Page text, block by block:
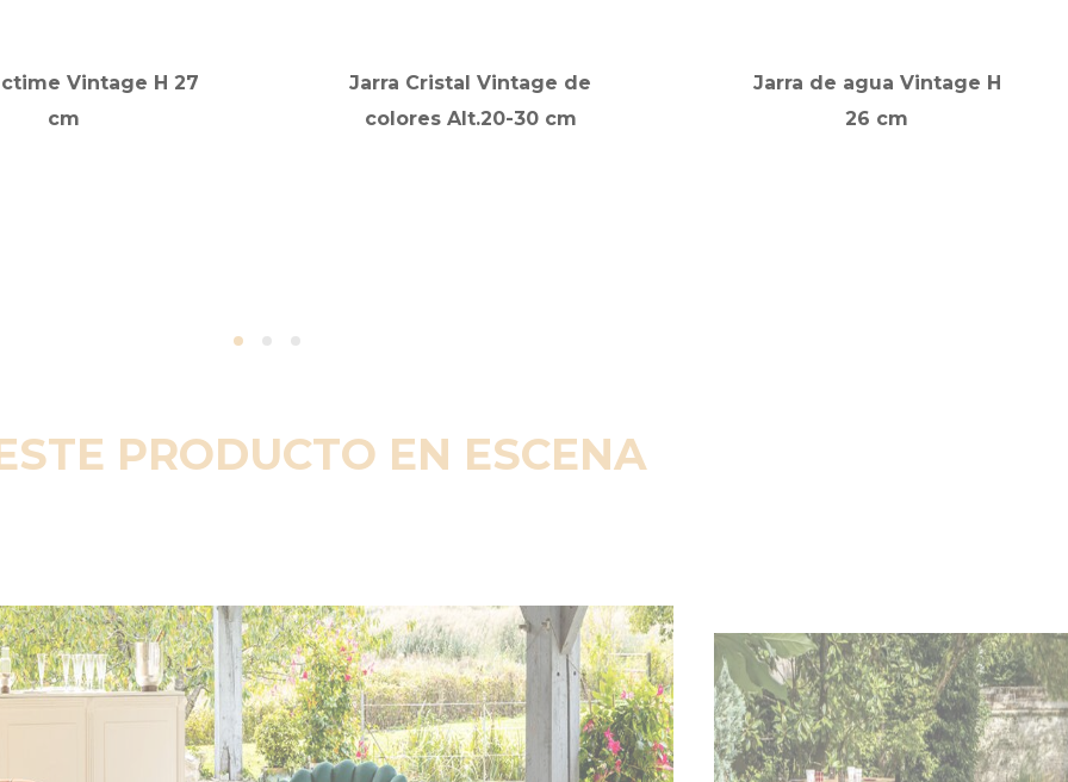
Vintage H 27
cm
Jarra Cristal Vintage de
colores Alt.20-30 cm
Jarra de agua Vintage H
26 cm
PRODUCTO EN ESCENA